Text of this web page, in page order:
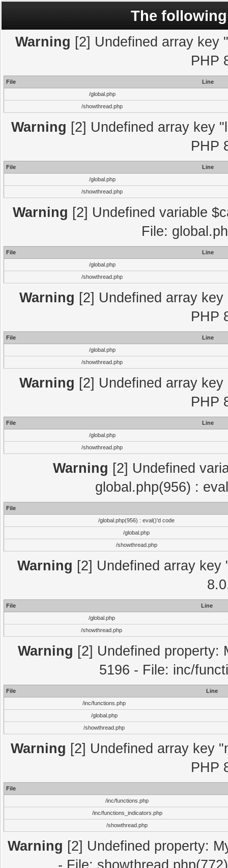
The
Warning [2] Undefined array key
PHP
File
Line
/global.php
/showthread.php
Warning [2] Undefined array key
PHP
File
Line
/global.php
/showthread.php
Warning [2] Undefined variable
File:
File
Line
/global.php
/showthread.php
Warning [2] Undefined array
PHP
File
Line
/global.php
/showthread.php
Warning [2] Undefined array
PHP
File
Line
/global.php
/showthread.php
Warning [2] Undefined
global.php(956) :
File
/global.php(956) : eval()'d code
/global.php
/showthread.php
Warning [2] Undefined array
File
Line
/global.php
/showthread.php
Warning [2] Undefined property:
5196 - File: inc/
File
Line
/inc/functions.php
/global.php
/showthread.php
Warning [2] Undefined array key
PHP
File
/inc/functions.php
/inc/functions_indicators.php
/showthread.php
Warning [2] Undefined property:
- File: